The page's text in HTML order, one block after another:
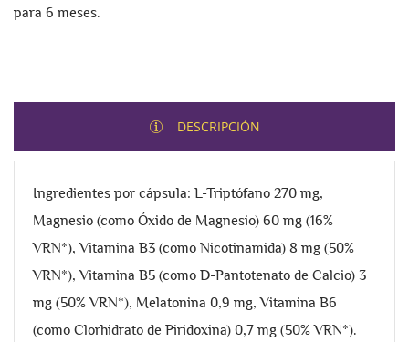
para 6 meses.
DESCRIPCIÓN
Ingredientes por cápsula: L-Triptófano 270 mg,
Magnesio (como Óxido de Magnesio) 60 mg (16%
VRN*), Vitamina B3 (como Nicotinamida) 8 mg (50%
VRN*), Vitamina B5 (como D-Pantotenato de Calcio) 3
mg (50% VRN*), Melatonina 0,9 mg, Vitamina B6
(como Clorhidrato de Piridoxina) 0,7 mg (50% VRN*).